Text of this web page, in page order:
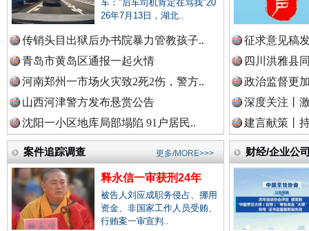
中国参政网.中
中国全民新闻网.
中国公众新闻网.
衣柜里的秘密 高速路
春天里的科技盛宴
车："后车司机肯定在骂我"20
26年7月13日，湖北..
传销头目出狱后办书院暴力管教孩子..
青岛市黄岛区通报一起火情
河南郑州一市场火灾致2死2伤，警方..
山西河津警方发布悬赏公告
沈阳一小区地库局部塌陷 91户居民..
征求意见稿
四川洪雅县
政治监督更
深度关注丨
建言献策丨
案件追踪调查
释永信一审获刑24年
被告人刘应成职务侵占、挪用
资金、非国家工作人员受贿、
行贿案一审宣判..
更多/MORE>>> 财经/企业公